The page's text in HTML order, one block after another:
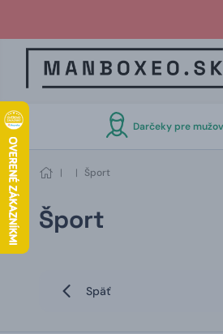
Darčeky pre mužov
| | Šport
Šport
Späť